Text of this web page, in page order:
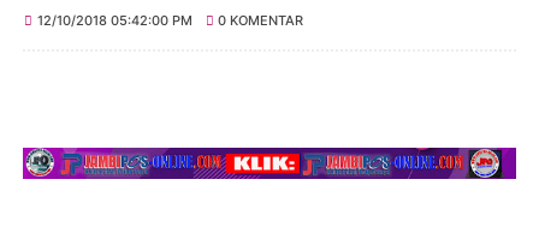
12/10/2018 05:42:00 PM 0 KOMENTAR